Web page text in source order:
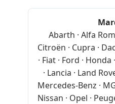
Abarth · Alfa
Citroën · Cupra ·
· Fiat · Ford · Honda
· Lancia · Land
Mercedes-Benz ·
Nissan · Opel ·